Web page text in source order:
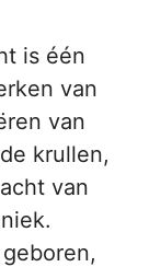
is één
van
van
krullen,
van